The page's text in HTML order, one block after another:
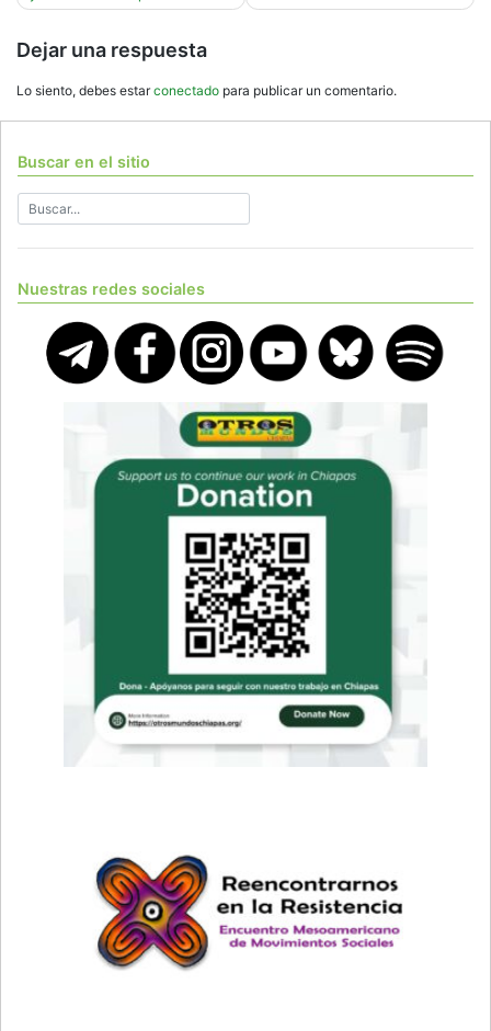
de
entradas
Dejar una respuesta
Lo siento, debes estarconectado para publicar un comentario.
Buscar en el sitio
Nuestras redes sociales